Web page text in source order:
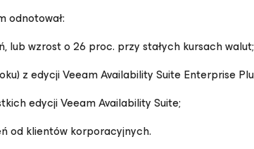
odnotował:
wzrost o 26 proc. przy stałych kursach walut;
z edycji Veeam Availability Suite Enterprise
edycji Veeam Availability Suite;
od klientów korporacyjnych.